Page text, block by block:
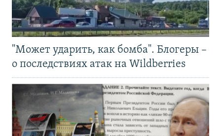
"Может ударить, как бомба". Блогеры –
о последствиях атак на Wildberries